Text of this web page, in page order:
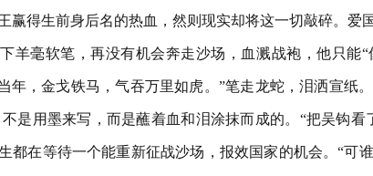
赢得生前身后名的热血，然则现实却将这一切敲碎。爱
羊毫软笔，再没有机会奔走沙场，血溅战袍，他只能
年，金戈铁马，气吞万里如虎。”笔走龙蛇，泪洒宣纸
是用墨来写，而是蘸着血和泪涂抹而成的。“把吴钩
在等待一个能重新征战沙场，报效国家的机会。“可